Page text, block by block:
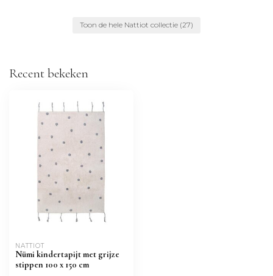
Toon de hele Nattiot collectie (27)
Recent bekeken
NATTIOT
Nümi kindertapijt met grijze
stippen 100 x 150 cm